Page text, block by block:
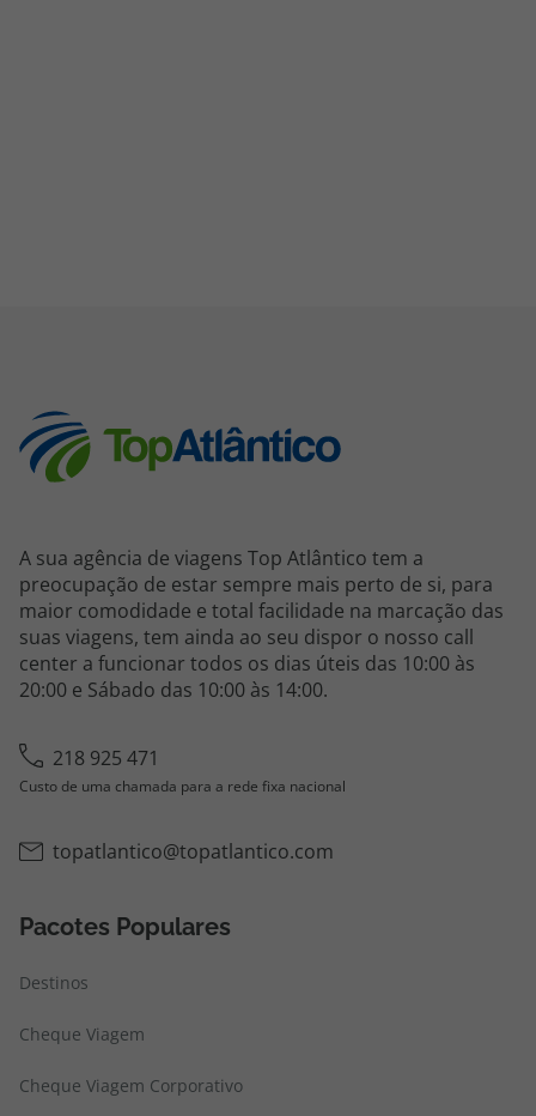
A sua agência de viagens Top Atlântico tem a
preocupação de estar sempre mais perto de si, para
maior comodidade e total facilidade na marcação das
suas viagens, tem ainda ao seu dispor o nosso call
center a funcionar todos os dias úteis das 10:00 às
20:00 e Sábado das 10:00 às 14:00.
218 925 471
Custo de uma chamada para a rede fixa nacional
topatlantico@topatlantico.com
Pacotes Populares
Destinos
Cheque Viagem
Cheque Viagem Corporativo